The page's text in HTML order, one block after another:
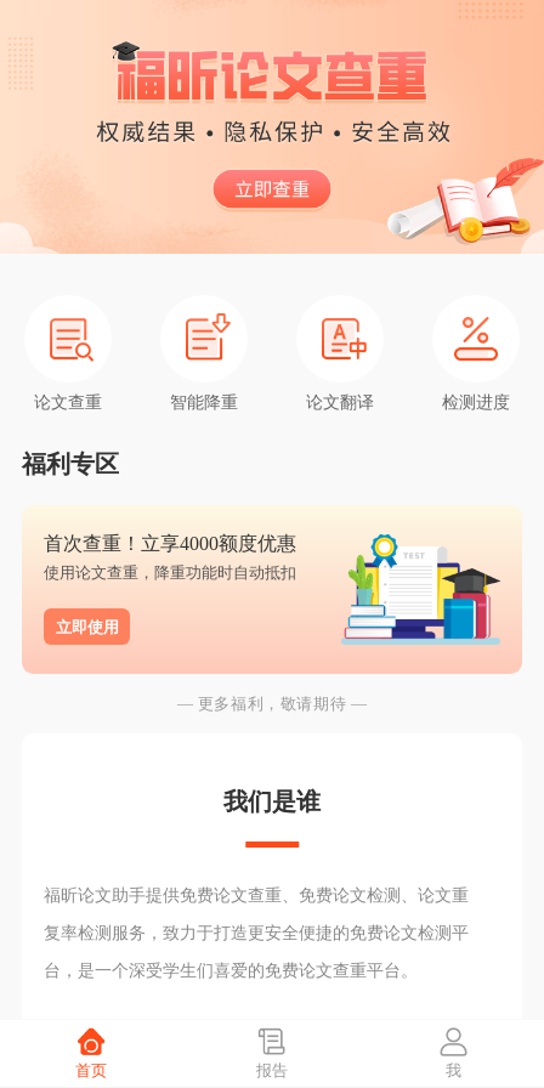
论文查重 智能降重 论文翻译 检测进度
福利专区
首次查重！立享4000额度优惠
使用论文查重，降重功能时自动抵扣
立即使用
— 更多福利，敬请期待 —
我们是谁
福昕论文助手提供免费论文查重、免费论文检测、论文重
复率检测服务，致力于打造更安全便捷的免费论文检测平
台，是一个深受学生们喜爱的免费论文查重平台。
首页 报告 我